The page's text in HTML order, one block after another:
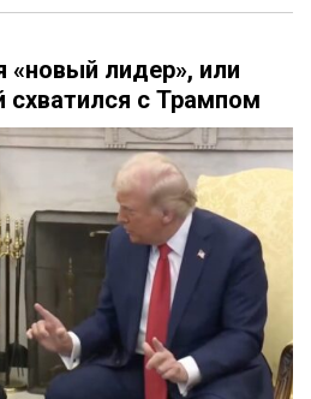
«новый лидер», или
схватился с Трампом